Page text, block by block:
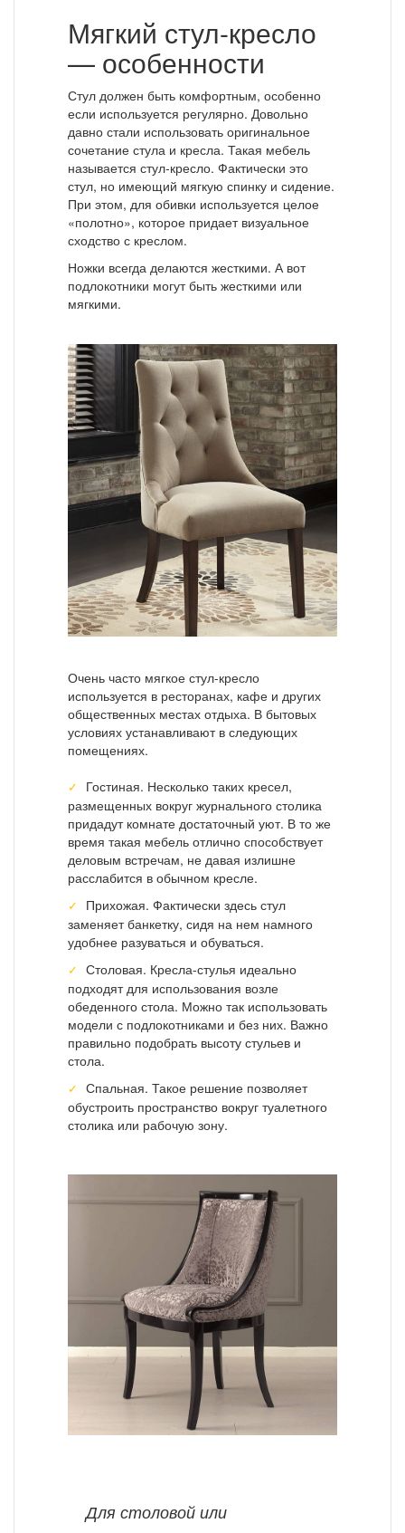
Мягкий стул-кресло
— особенности
Стул должен быть комфортным, особенно
если используется регулярно. Довольно
давно стали использовать оригинальное
сочетание стула и кресла. Такая мебель
называется стул-кресло. Фактически это
стул, но имеющий мягкую спинку и сидение.
При этом, для обивки используется целое
«полотно», которое придает визуальное
сходство с креслом.
Ножки всегда делаются жесткими. А вот
подлокотники могут быть жесткими или
мягкими.
Очень часто мягкое стул-кресло
используется в ресторанах, кафе и других
общественных местах отдыха. В бытовых
условиях устанавливают в следующих
помещениях.
Гостиная. Несколько таких кресел,
размещенных вокруг журнального столика
придадут комнате достаточный уют. В то же
время такая мебель отлично способствует
деловым встречам, не давая излишне
расслабится в обычном кресле.
Прихожая. Фактически здесь стул
заменяет банкетку, сидя на нем намного
удобнее разуваться и обуваться.
Столовая. Кресла-стулья идеально
подходят для использования возле
обеденного стола. Можно так использовать
модели с подлокотниками и без них. Важно
правильно подобрать высоту стульев и
стола.
Спальная. Такое решение позволяет
обустроить пространство вокруг туалетного
столика или рабочую зону.
Для столовой или